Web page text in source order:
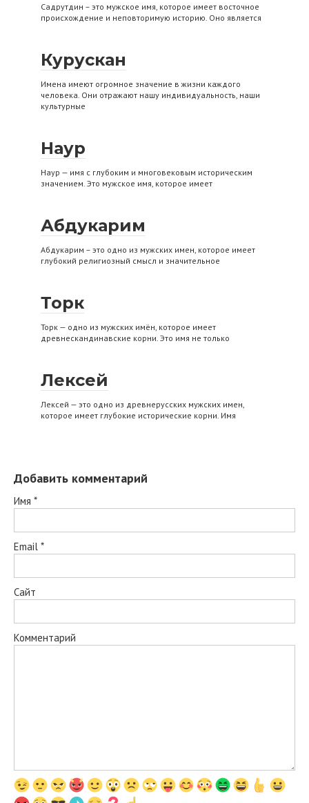
Садрутдин – это мужское имя, которое имеет восточное
происхождение и неповторимую историю. Оно является
Курускан
Имена имеют огромное значение в жизни каждого
человека. Они отражают нашу индивидуальность, наши
культурные
Наур
Наур — имя с глубоким и многовековым историческим
значением. Это мужское имя, которое имеет
Абдукарим
Абдукарим – это одно из мужских имен, которое имеет
глубокий религиозный смысл и значительное
Торк
Торк — одно из мужских имён, которое имеет
древнескандинавские корни. Это имя не только
Лексей
Лексей — это одно из древнерусских мужских имен,
которое имеет глубокие исторические корни. Имя
Добавить комментарий
Имя *
Email *
Сайт
Комментарий